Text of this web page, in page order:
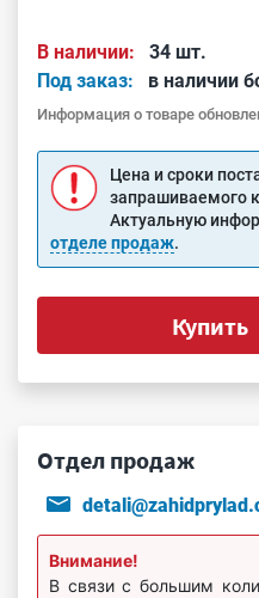
В наличии:
34 шт.
Под заказ:
в наличии
Информация о товаре
Цена и сроки
запрашиваемого
Актуальную
отделе продаж.
Купить
Отдел продаж
Внимание!
В связи с большим